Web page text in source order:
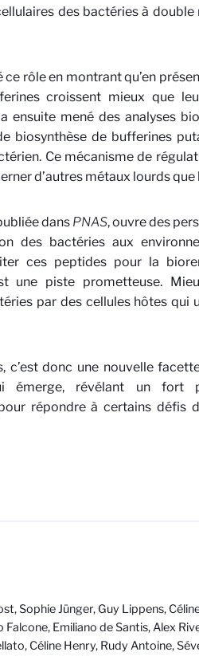
des bactéries à
ce rôle en montrant qu’en
croissent mieux que
a ensuite mené des analyses
biosynthèse de bufferines
Ce mécanisme de
d’autres métaux lourds que
dans PNAS, ouvre des
des bactéries aux
ces peptides pour la
une piste prometteuse.
par des cellules hôtes qui
c’est donc une nouvelle
émerge, révélant un
répondre à certains défis
Sophie Jünger, Guy Lippens,
Falcone, Emiliano de Santis, Alex
Céline Henry, Rudy Antoine,